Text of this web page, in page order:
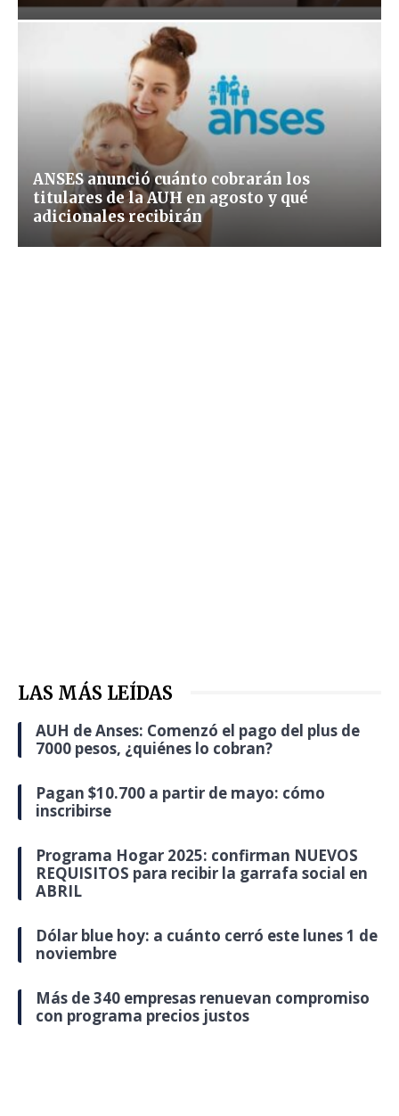
ANSES anunció cuánto cobrarán los
titulares de la AUH en agosto y qué
adicionales recibirán
LAS MÁS LEÍDAS
AUH de Anses: Comenzó el pago del plus de
7000 pesos, ¿quiénes lo cobran?
Pagan $10.700 a partir de mayo: cómo
inscribirse
Programa Hogar 2025: confirman NUEVOS
REQUISITOS para recibir la garrafa social en
ABRIL
Dólar blue hoy: a cuánto cerró este lunes 1 de
noviembre
Más de 340 empresas renuevan compromiso
con programa precios justos